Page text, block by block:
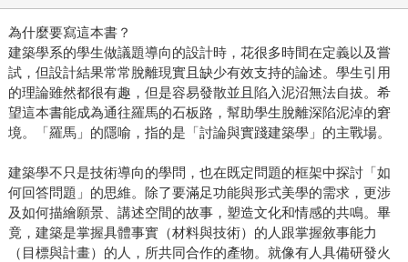
為什麼要寫這本書？
建築學系的學生做議題導向的設計時，花很多時間在定義以及嘗
試，但設計結果常常脫離現實且缺少有效支持的論述。學生引用
的理論雖然都很有趣，但是容易發散並且陷入泥沼無法自拔。希
望這本書能成為通往羅馬的石板路，幫助學生脫離深陷泥淖的窘
境。「羅馬」的隱喻，指的是「討論與實踐建築學」的主戰場。
建築學不只是技術導向的學問，也在既定問題的框架中探討「如
何回答問題」的思維。除了要滿足功能與形式美學的需求，更涉
及如何描繪願景、講述空間的故事，塑造文化和情感的共鳴。畢
竟，建築是掌握具體事實（材料與技術）的人跟掌握敘事能力
（目標與計畫）的人，所共同合作的產物。就像有人具備研發火